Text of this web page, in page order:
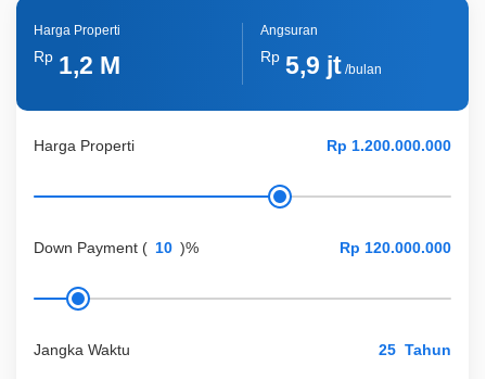
Harga Properti
Down Payment ( )%
Jangka Waktu Tahun
Harga Properti
Rp 1,2 M
Angsuran
Rp 5,9 jt/bulan